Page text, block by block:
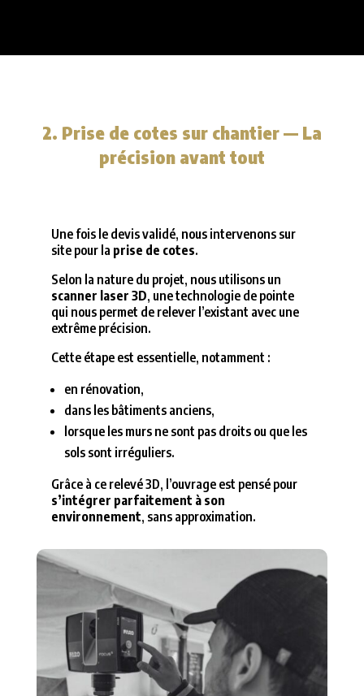
2. Prise de cotes sur chantier — La
précision avant tout
Une fois le devis validé, nous intervenons sur
site pour la prise de cotes.
Selon la nature du projet, nous utilisons un
scanner laser 3D, une technologie de pointe
qui nous permet de relever l’existant avec une
extrême précision.
Cette étape est essentielle, notamment :
en rénovation,
dans les bâtiments anciens,
lorsque les murs ne sont pas droits ou que les
sols sont irréguliers.
Grâce à ce relevé 3D, l’ouvrage est pensé pour
s’intégrer parfaitement à son
environnement, sans approximation.